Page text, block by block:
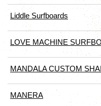
Liddle Surfboards
LOVE MACHINE
MANDALA CUSTOM
MANERA